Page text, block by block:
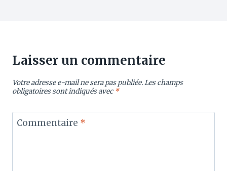
Laisser un commentaire
Votre adresse e-mail ne sera pas publiée.Les champs
obligatoires sont indiqués avec *
Commentaire *